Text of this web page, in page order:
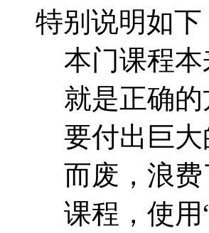
而废，浪
课程，使
收取400元
学费，即
的书面作
完全所有